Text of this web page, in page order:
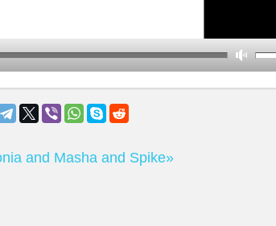
and Masha and Spike»